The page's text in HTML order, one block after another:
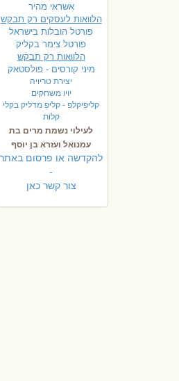
אשראי מהיר
הלוואות לעסקים רק תבקש
פורטל הובלות בישראל
פורטל צימר בקליק
הלוואות רק תבקש
מיני קורסים - פולסטאק
יצירת טריויה
יויו משחקים
קליפיקלפ - קליפ מדליק בקלי
קלות
לעילוי נשמת מרים בת
עמנואל ועזרא בן יוסף
להקדשה או פרסום באתר
-
צור קשר כאן